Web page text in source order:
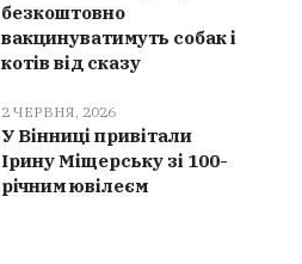
безкоштовно
вакцинуватимуть собак і
котів від сказу
2 ЧЕРВНЯ, 2026
У Вінниці привітали
Ірину Міщерську зі 100-
річним ювілеєм